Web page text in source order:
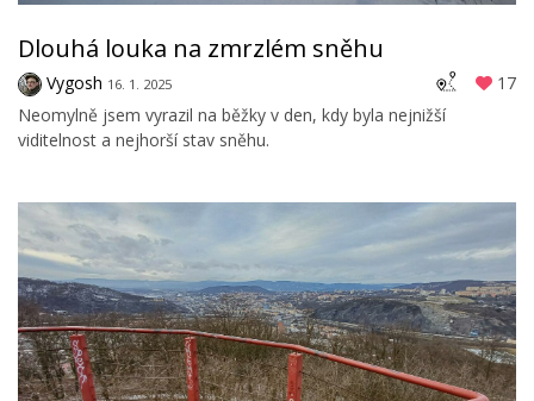
Dlouhá louka na zmrzlém sněhu
Vygosh 16. 1. 2025
17
Neomylně jsem vyrazil na běžky v den, kdy byla nejnižší
viditelnost a nejhorší stav sněhu.